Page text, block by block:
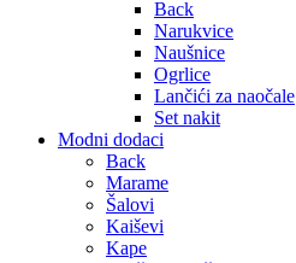
Back
Narukvice
Naušnice
Ogrlice
Lančići za naočale
Set nakit
Modni dodaci
Back
Marame
Šalovi
Kaiševi
Kape